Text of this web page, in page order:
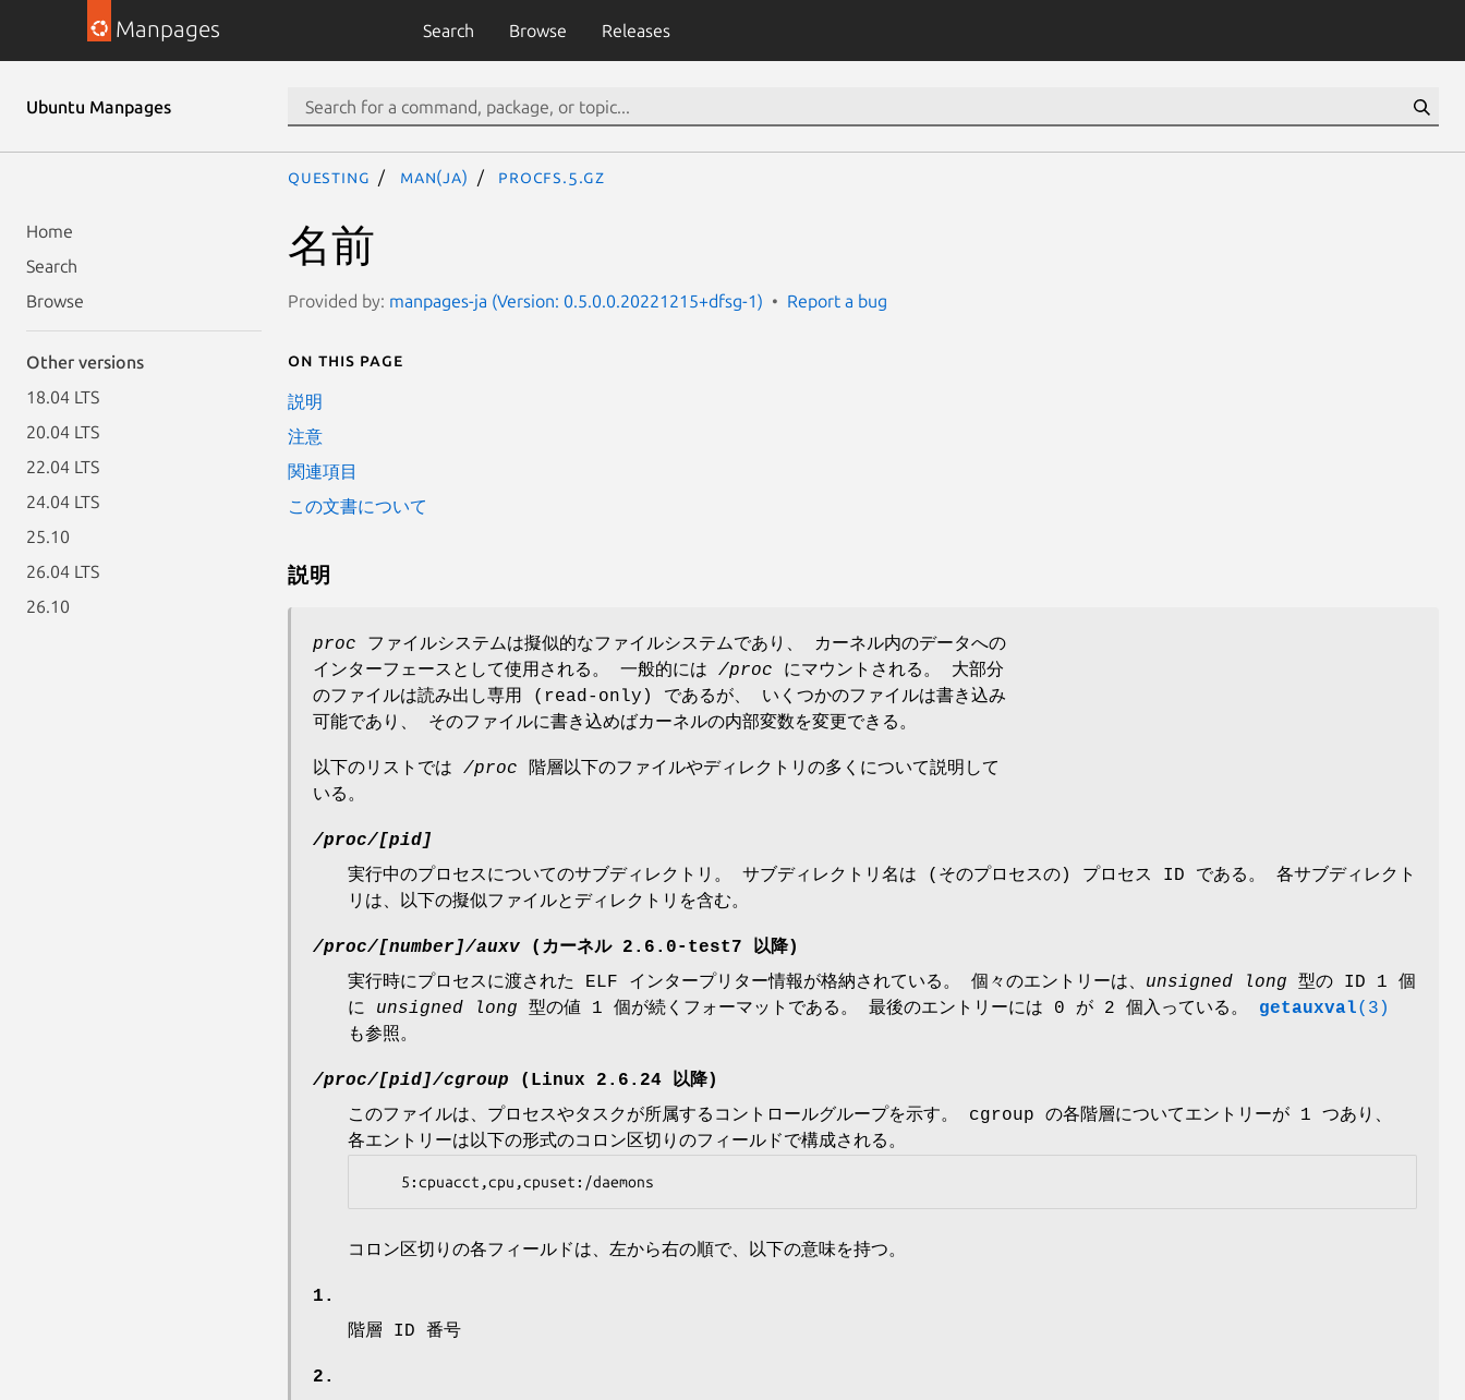
Manpages Search Browse Releases
Ubuntu Manpages
Home
Search
Browse
Other versions
18.04 LTS
20.04 LTS
22.04 LTS
24.04 LTS
25.10
26.04 LTS
26.10
questing man(ja) procfs.5.gz
名前
Provided by: manpages-ja (Version: 0.5.0.0.20221215+dfsg-1) Report a bug
On this page
説明
注意
関連項目
この文書について
説明
proc ファイルシステムは擬似的なファイルシステムであり、 カーネル内のデータへの
インターフェースとして使用される。 一般的には /proc にマウントされる。 大部分
のファイルは読み出し専用 (read-only) であるが、 いくつかのファイルは書き込み
可能であり、 そのファイルに書き込めばカーネルの内部変数を変更できる。
以下のリストでは /proc 階層以下のファイルやディレクトリの多くについて説明して
いる。
/proc/[pid]
実行中のプロセスについてのサブディレクトリ。 サブディレクトリ名は (そのプロセスの) プロセス ID である。 各サブディレクト
リは、以下の擬似ファイルとディレクトリを含む。
/proc/[number]/auxv (カーネル 2.6.0-test7 以降)
実行時にプロセスに渡された ELF インタープリター情報が格納されている。 個々のエントリーは、 unsigned long 型の ID 1 個
に unsigned long 型の値 1 個が続くフォーマットである。 最後のエントリーには 0 が 2 個入っている。 getauxval(3)
も参照。
/proc/[pid]/cgroup (Linux 2.6.24 以降)
このファイルは、プロセスやタスクが所属するコントロールグループを示す。 cgroup の各階層についてエントリーが 1 つあり、
各エントリーは以下の形式のコロン区切りのフィールドで構成される。
    5:cpuacct,cpu,cpuset:/daemons
コロン区切りの各フィールドは、左から右の順で、以下の意味を持つ。
1.
階層 ID 番号
2.